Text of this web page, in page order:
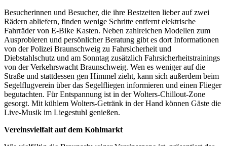
Besucherinnen und Besucher, die ihre Bestzeiten lieber auf zwei
Rädern abliefern, finden wenige Schritte entfernt elektrische
Fahrräder von E-Bike Kasten. Neben zahlreichen Modellen zum
Ausprobieren und persönlicher Beratung gibt es dort Informationen
von der Polizei Braunschweig zu Fahrsicherheit und
Diebstahlschutz und am Sonntag zusätzlich Fahrsicherheitstrainings
von der Verkehrswacht Braunschweig. Wen es weniger auf die
Straße und stattdessen gen Himmel zieht, kann sich außerdem beim
Segelflugverein über das Segelfliegen informieren und einen Flieger
begutachten. Für Entspannung ist in der Wolters-Chillout-Zone
gesorgt. Mit kühlem Wolters-Getränk in der Hand können Gäste die
Live-Musik im Liegestuhl genießen.
Vereinsvielfalt auf dem Kohlmarkt